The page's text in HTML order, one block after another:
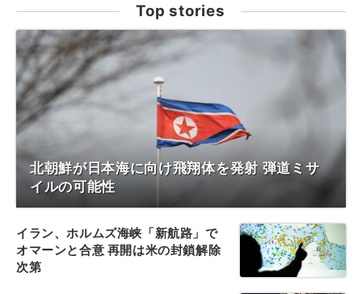
Top stories
北朝鮮が日本海に向け飛翔体を発射 弾道ミサ
イルの可能性
イラン、ホルムズ海峡「新航路」で
オマーンと合意 再開は米の封鎖解除
次第